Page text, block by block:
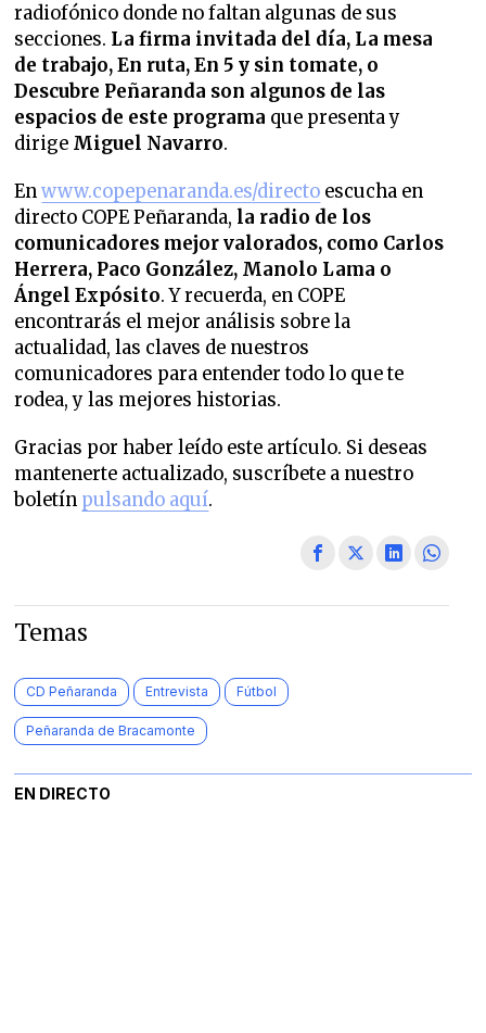
radiofónico donde no faltan algunas de sus
secciones. La firma invitada del día, La mesa
de trabajo, En ruta, En 5 y sin tomate, o
Descubre Peñaranda son algunos de las
espacios de este programa que presenta y
dirige Miguel Navarro.
Enwww.copepenaranda.es/directo escucha en
directo COPE Peñaranda, la radio de los
comunicadores mejor valorados, como Carlos
Herrera, Paco González, Manolo Lama o
Ángel Expósito. Y recuerda, en COPE
encontrarás el mejor análisis sobre la
actualidad, las claves de nuestros
comunicadores para entender todo lo que te
rodea, y las mejores historias.
Gracias por haber leído este artículo. Si deseas
mantenerte actualizado, suscríbete a nuestro
boletín pulsando aquí.
Temas
CD Peñaranda Entrevista Fútbol
Peñaranda de Bracamonte
EN DIRECTO